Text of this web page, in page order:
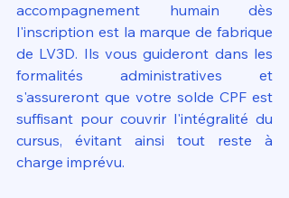
accompagnement humain dès
l'inscription est la marque de fabrique
de LV3D. Ils vous guideront dans les
formalités administratives et
s'assureront que votre solde CPF est
suffisant pour couvrir l'intégralité du
cursus, évitant ainsi tout reste à
charge imprévu.